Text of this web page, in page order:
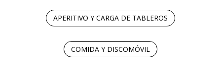
APERITIVO Y CARGA DE TABLEROS
COMIDA Y DISCOMÓVIL